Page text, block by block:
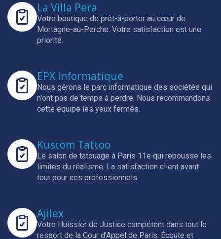
La Villa Pera
Votre boutique de prêt-à-porter au cœur de
Mortagne-au-Perche. Votre satisfaction est une
priorité.
EPX Informatique
Nous gérons le parc informatique des sociétés qui
n'ont pas de temps à perdre. Nous recommandons
cette équipe les yeux fermés.
Kustom Tattoo
Le salon de tatouage à Paris 11e qui repousse les
limites du réalisme. La satisfaction client avant
tout pour ces professionnels.
Ajilex
Votre Huissier de Justice compétent dans tout le
ressort de la Cour d'Appel de Paris. Écoute et